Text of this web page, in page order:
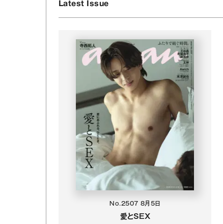
Latest Issue
No.2507 8月5日
愛とSEX